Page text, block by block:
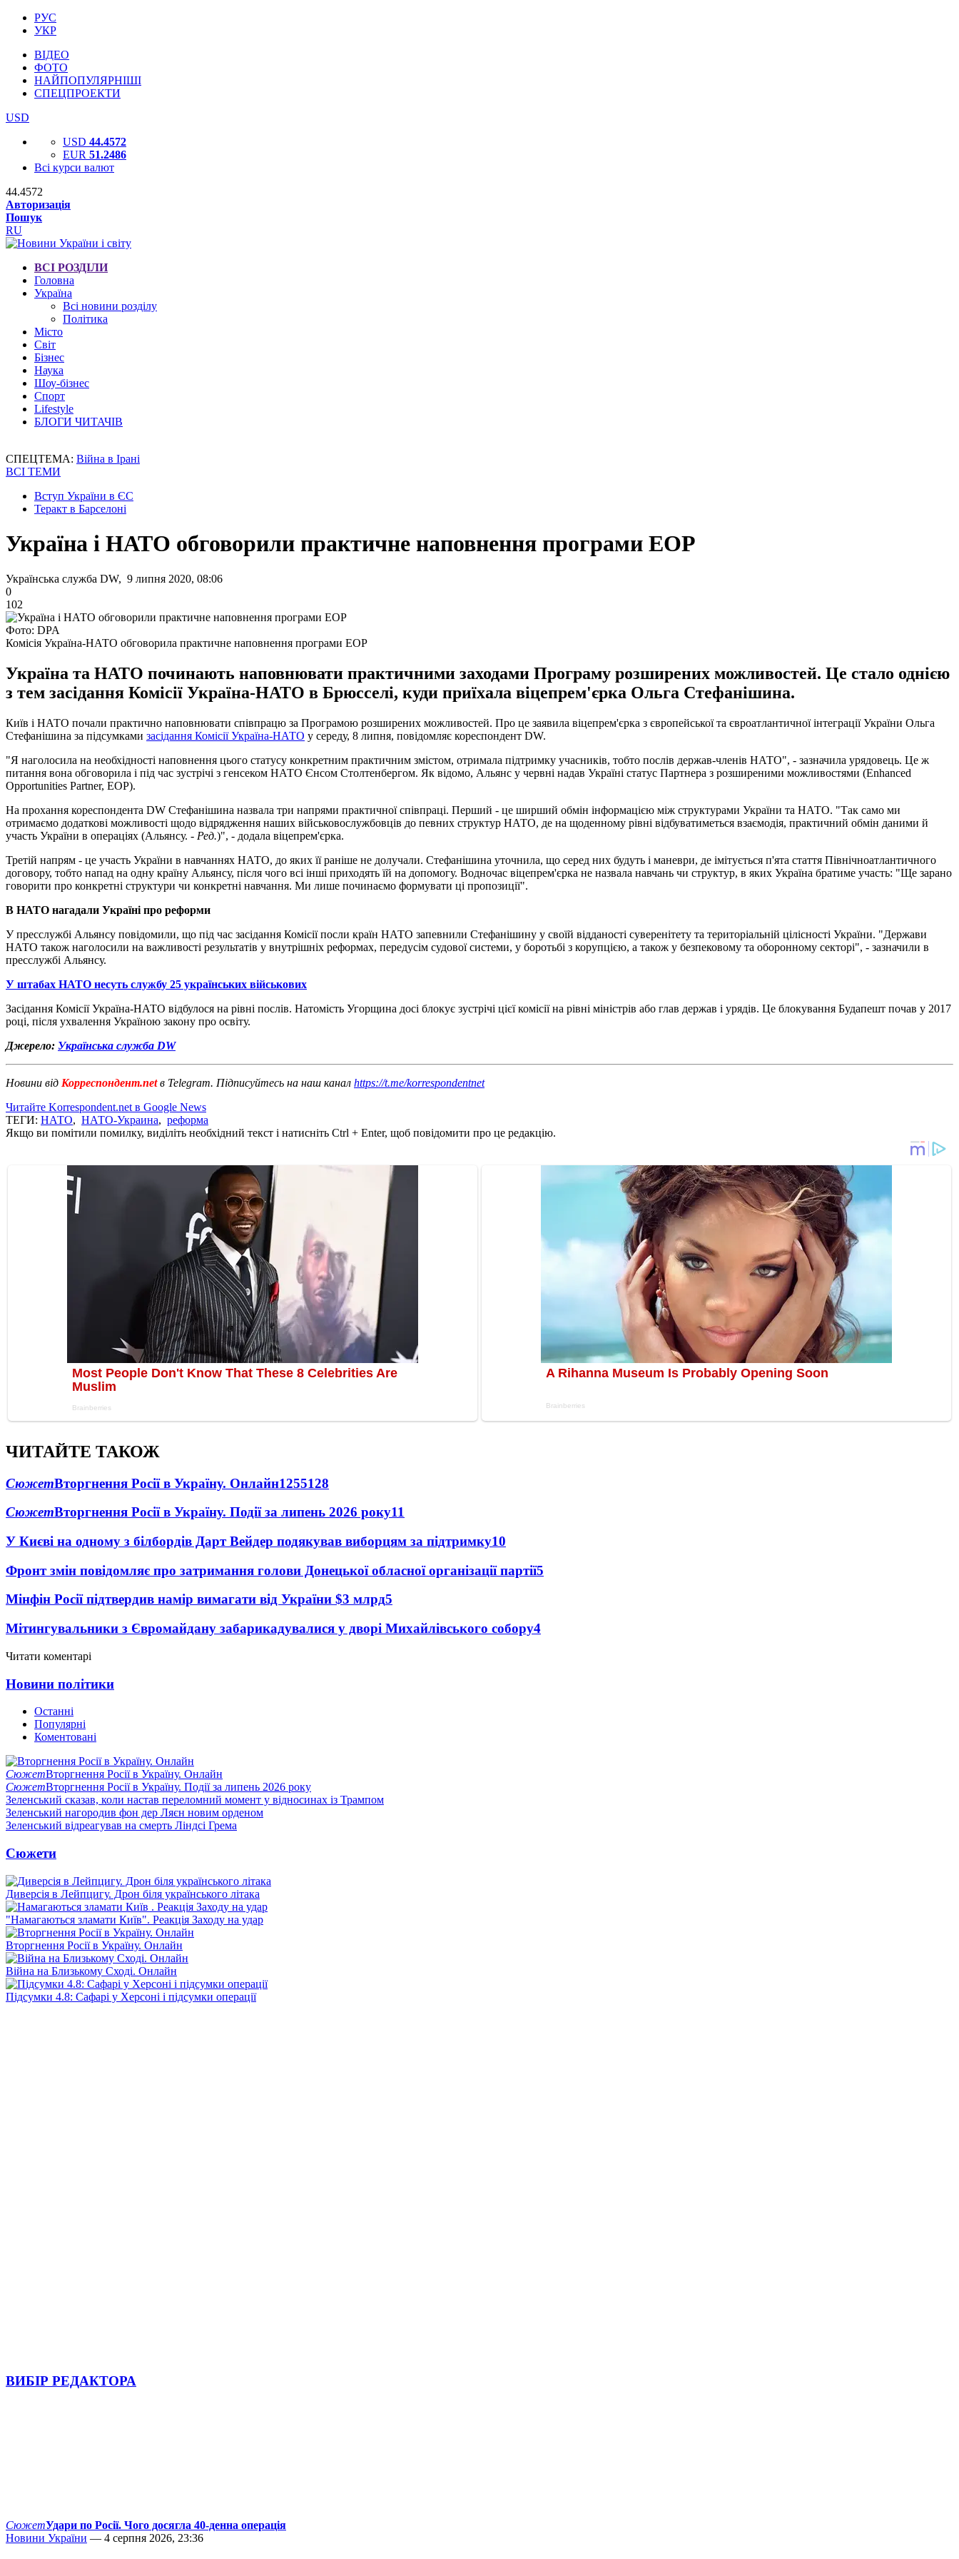
РУС
УКР
ВІДЕО
ФОТО
НАЙПОПУЛЯРНІШІ
СПЕЦПРОЕКТИ
USD
USD 44.4572
EUR 51.2486
Всі курси валют
44.4572
Авторизація
Пошук
RU
ВСІ РОЗДІЛИ
Головна
Україна
Всі новини розділу
Політика
Місто
Світ
Бізнес
Наука
Шоу-бізнес
Спорт
Lifestyle
БЛОГИ ЧИТАЧІВ
СПЕЦТЕМА: Війна в Ірані
ВСІ ТЕМИ
Вступ України в ЄС
Теракт в Барселоні
Україна і НАТО обговорили практичне наповнення програми EOP
Українська служба DW, 9 липня 2020, 08:06
0
102
Фото: DPA
Комісія Україна-НАТО обговорила практичне наповнення програми EOP
Україна та НАТО починають наповнювати практичними заходами Програму розширених можливостей. Це стало однією
з тем засідання Комісії Україна-НАТО в Брюсселі, куди приїхала віцепрем'єрка Ольга Стефанішина.
Київ і НАТО почали практично наповнювати співпрацю за Програмою розширених можливостей. Про це заявила віцепрем'єрка з європейської та євроатлантичної інтеграції України Ольга
Стефанішина за підсумками засідання Комісії Україна-НАТО у середу, 8 липня, повідомляє кореспондент DW.
"Я наголосила на необхідності наповнення цього статусу конкретним практичним змістом, отримала підтримку учасників, тобто послів держав-членів НАТО", - зазначила урядовець. Це ж
питання вона обговорила і під час зустрічі з генсеком НАТО Єнсом Столтенбергом. Як відомо, Альянс у червні надав Україні статус Партнера з розширеними можливостями (Enhanced
Opportunities Partner, EOP).
На прохання кореспондента DW Стефанішина назвала три напрями практичної співпраці. Перший - це ширший обмін інформацією між структурами України та НАТО. "Так само ми
отримаємо додаткові можливості щодо відрядження наших військовослужбовців до певних структур НАТО, де на щоденному рівні відбуватиметься взаємодія, практичний обмін даними й
участь України в операціях (Альянсу. - Ред.)", - додала віцепрем'єрка.
Третій напрям - це участь України в навчаннях НАТО, до яких її раніше не долучали. Стефанішина уточнила, що серед них будуть і маневри, де імітується п'ята стаття Північноатлантичного
договору, тобто напад на одну країну Альянсу, після чого всі інші приходять їй на допомогу. Водночас віцепрем'єрка не назвала навчань чи структур, в яких Україна братиме участь: "Ще зарано
говорити про конкретні структури чи конкретні навчання. Ми лише починаємо формувати ці пропозиції".
В НАТО нагадали Україні про реформи
У пресслужбі Альянсу повідомили, що під час засідання Комісії посли країн НАТО запевнили Стефанішину у своїй відданості суверенітету та територіальній цілісності України. "Держави
НАТО також наголосили на важливості результатів у внутрішніх реформах, передусім судової системи, у боротьбі з корупцією, а також у безпековому та оборонному секторі", - зазначили в
пресслужбі Альянсу.
У штабах НАТО несуть службу 25 українських військових
Засідання Комісії Україна-НАТО відбулося на рівні послів. Натомість Угорщина досі блокує зустрічі цієї комісії на рівні міністрів або глав держав і урядів. Це блокування Будапешт почав у 2017
році, після ухвалення Україною закону про освіту.
Джерело: Українська служба DW
Новини від Корреспондент.netв Telegram. Підписуйтесь на наш канал https://t.me/korrespondentnet
Читайте Korrespondent.net в Google News
ТЕГИ: НАТО, НАТО-Украина, реформа
Якщо ви помітили помилку, виділіть необхідний текст і натисніть Ctrl + Enter, щоб повідомити про це редакцію.
ЧИТАЙТЕ ТАКОЖ
СюжетВторгнення Росії в Україну. Онлайн1255128
СюжетВторгнення Росії в Україну. Події за липень 2026 року11
У Києві на одному з білбордів Дарт Вейдер подякував виборцям за підтримку10
Фронт змін повідомляє про затримання голови Донецької обласної організації партії5
Мінфін Росії підтвердив намір вимагати від України $3 млрд5
Мітингувальники з Євромайдану забарикадувалися у дворі Михайлівського собору4
Читати коментарі
Новини політики
Останні
Популярні
Коментовані
СюжетВторгнення Росії в Україну. Онлайн
СюжетВторгнення Росії в Україну. Події за липень 2026 року
Зеленський сказав, коли настав переломний момент у відносинах із Трампом
Зеленський нагородив фон дер Ляєн новим орденом
Зеленський відреагував на смерть Ліндсі Грема
Сюжети
Диверсія в Лейпцигу. Дрон біля українського літака
"Намагаються зламати Київ". Реакція Заходу на удар
Вторгнення Росії в Україну. Онлайн
Війна на Близькому Сході. Онлайн
Підсумки 4.8: Сафарі у Херсоні і підсумки операції
ВИБІР РЕДАКТОРА
СюжетУдари по Росії. Чого досягла 40-денна операція
Новини України — 4 серпня 2026, 23:36